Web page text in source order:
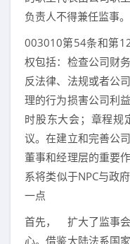
负责人不得兼任监事。
003010第54条和第
权包括：检查公司财
反法律、法规或者公
理的行为损害公司利
时股东大会；章程规
议。在建立和完善公
董事和经理层的重要
系将类似于NPC与政
一点
首先， 扩大了监事
心。借鉴大陆法系国